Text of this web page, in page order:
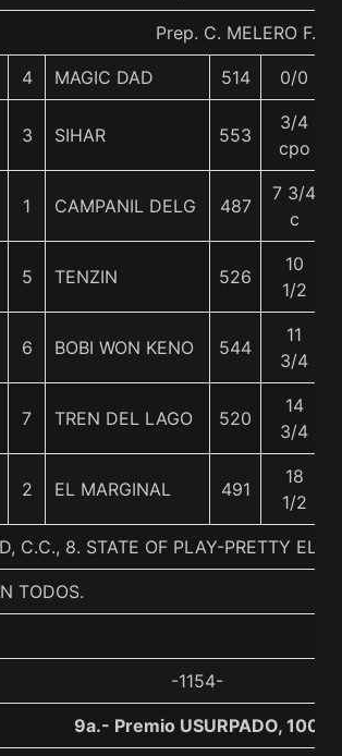
Prep. C. MELERO F.
4 MAGIC DAD 514 0/0
3 SIHAR 553
3/4
cpo
1 CAMPANIL DELG 487
7 3/4
c
5 TENZIN 526
10
1/2
6 BOBI WON KENO 544
11
3/4
7 TREN DEL LAGO 520
14
3/4
2 EL MARGINAL 491
18
1/2
C.C., 8. STATE OF PLAY-PRETTY
TODOS.
-1154-
9a.- Premio USURPADO, 1000